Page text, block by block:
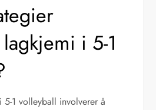
i 5-1
1 volleyball involverer å